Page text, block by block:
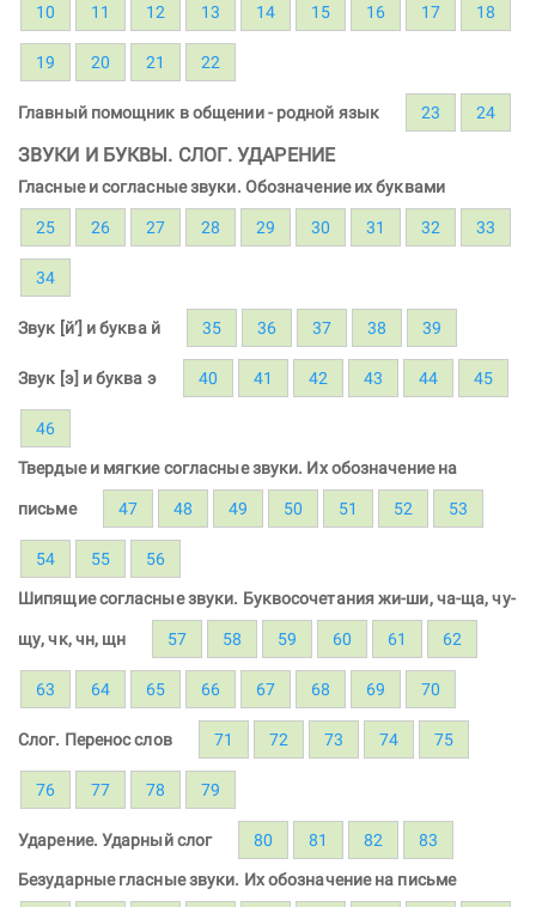
10 11 12 13 14 15 16 17 18
19 20 21 22
Главный помощник в общении - родной язык 23 24
ЗВУКИ И БУКВЫ. СЛОГ. УДАРЕНИЕ
Гласные и согласные звуки. Обозначение их буквами
25 26 27 28 29 30 31 32 33
34
Звук [й’] и буква й 35 36 37 38 39
Звук [э] и буква э 40 41 42 43 44 45
46
Твердые и мягкие согласные звуки. Их обозначение на
письме 47 48 49 50 51 52 53
54 55 56
Шипящие согласные звуки. Буквосочетания жи-ши, ча-ща, чу-
щу, чк, чн, щн 57 58 59 60 61 62
63 64 65 66 67 68 69 70
Слог. Перенос слов 71 72 73 74 75
76 77 78 79
Ударение. Ударный слог 80 81 82 83
Безударные гласные звуки. Их обозначение на письме